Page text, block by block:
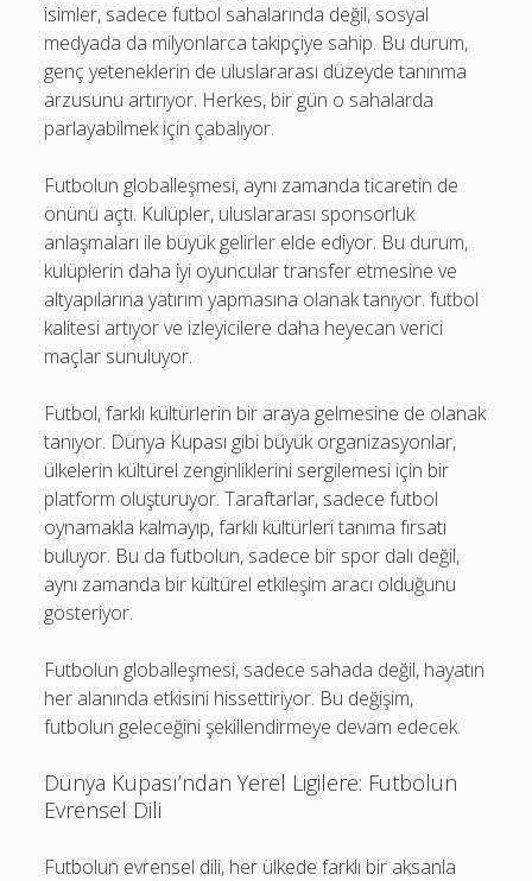
isimler, sadece futbol sahalarında değil, sosyal
medyada da milyonlarca takipçiye sahip. Bu durum,
genç yeteneklerin de uluslararası düzeyde tanınma
arzusunu artırıyor. Herkes, bir gün o sahalarda
parlayabilmek için çabalıyor.
Futbolun globalleşmesi, aynı zamanda ticaretin de
önünü açtı. Kulüpler, uluslararası sponsorluk
anlaşmaları ile büyük gelirler elde ediyor. Bu durum,
kulüplerin daha iyi oyuncular transfer etmesine ve
altyapılarına yatırım yapmasına olanak tanıyor. futbol
kalitesi artıyor ve izleyicilere daha heyecan verici
maçlar sunuluyor.
Futbol, farklı kültürlerin bir araya gelmesine de olanak
tanıyor. Dünya Kupası gibi büyük organizasyonlar,
ülkelerin kültürel zenginliklerini sergilemesi için bir
platform oluşturuyor. Taraftarlar, sadece futbol
oynamakla kalmayıp, farklı kültürleri tanıma fırsatı
buluyor. Bu da futbolun, sadece bir spor dalı değil,
aynı zamanda bir kültürel etkileşim aracı olduğunu
gösteriyor.
Futbolun globalleşmesi, sadece sahada değil, hayatın
her alanında etkisini hissettiriyor. Bu değişim,
futbolun geleceğini şekillendirmeye devam edecek.
Dünya Kupası’ndan Yerel Ligilere: Futbolun
Evrensel Dili
Futbolun evrensel dili, her ülkede farklı bir aksanla